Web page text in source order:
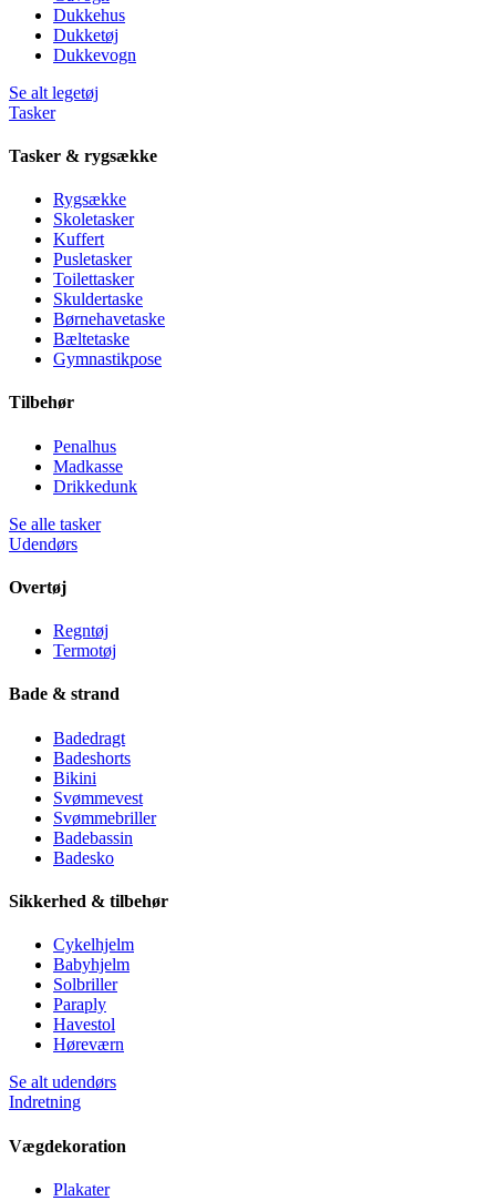
Dukkehus
Dukketøj
Dukkevogn
Se alt legetøj
Tasker
Tasker & rygsække
Rygsække
Skoletasker
Kuffert
Pusletasker
Toilettasker
Skuldertaske
Børnehavetaske
Bæltetaske
Gymnastikpose
Tilbehør
Penalhus
Madkasse
Drikkedunk
Se alle tasker
Udendørs
Overtøj
Regntøj
Termotøj
Bade & strand
Badedragt
Badeshorts
Bikini
Svømmevest
Svømmebriller
Badebassin
Badesko
Sikkerhed & tilbehør
Cykelhjelm
Babyhjelm
Solbriller
Paraply
Havestol
Høreværn
Se alt udendørs
Indretning
Vægdekoration
Plakater